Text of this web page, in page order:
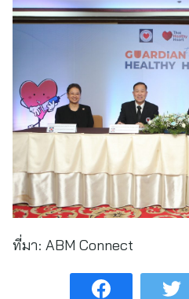
ที่มา: ABM Connect